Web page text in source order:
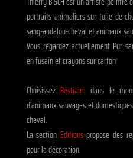
portraits animaliers sur toile de
sang-andalou-cheval et animaux
Vous regardez actuellement Pur
en fusain et crayons sur carton
Choisissez Bestiaire dans le
d'animaux sauvages et
cheval.
La section Editionspropose des
pour la décoration.